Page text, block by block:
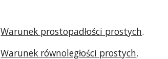
Warunek prostopadłości prostych.
Warunek równoległości prostych.